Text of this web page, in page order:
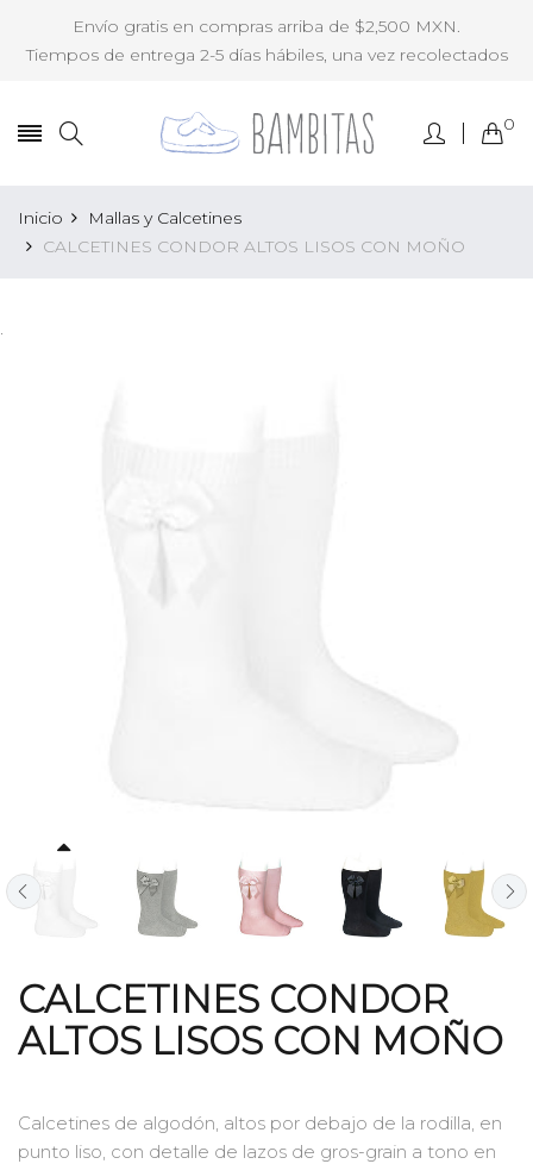
Envío gratis en compras arriba de $2,500 MXN.
Tiempos de entrega 2-5 días hábiles, una vez recolectados
0
Inicio
Mallas y Calcetines
CALCETINES CONDOR ALTOS LISOS CON MOÑO
.
CALCETINES CONDOR
ALTOS LISOS CON MOÑO
Calcetines de algodón, altos por debajo de la rodilla, en
punto liso, con detalle de lazos de gros-grain a tono en